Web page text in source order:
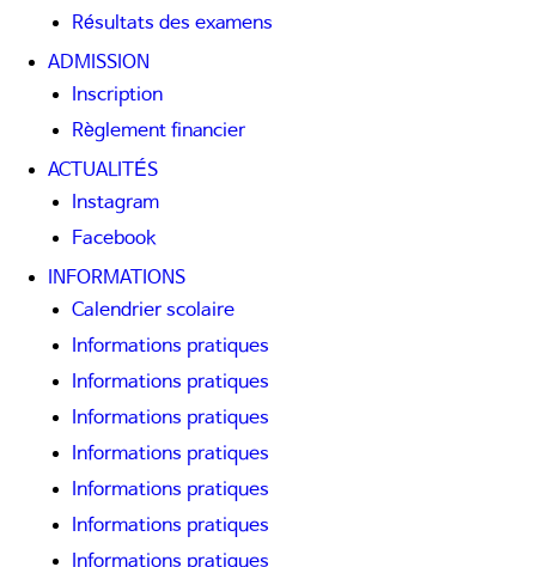
Résultats des examens
ADMISSION
Inscription
Règlement financier
ACTUALITÉS
Instagram
Facebook
INFORMATIONS
Calendrier scolaire
Informations pratiques
Informations pratiques
Informations pratiques
Informations pratiques
Informations pratiques
Informations pratiques
Informations pratiques